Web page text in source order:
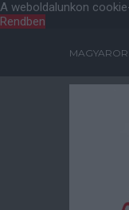
A weboldalunkon
Rendben